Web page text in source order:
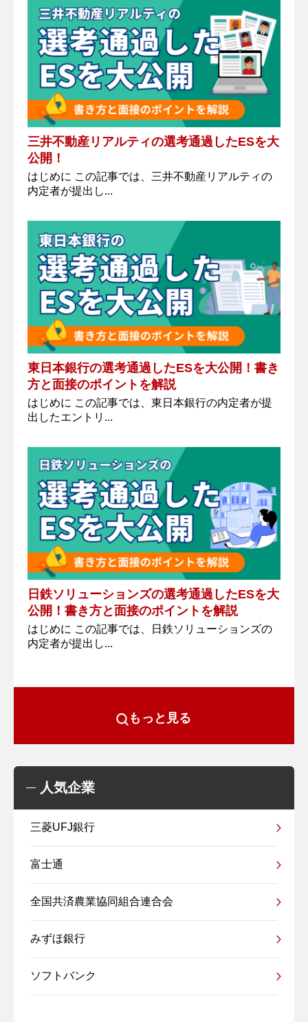
三井不動産リアルティの選考通過したESを大
公開！
はじめに この記事では、三井不動産リアルティの
内定者が提出し...
東日本銀行の選考通過したESを大公開！書き
方と面接のポイントを解説
はじめに この記事では、東日本銀行の内定者が提
出したエントリ...
日鉄ソリューションズの選考通過したESを大
公開！書き方と面接のポイントを解説
はじめに この記事では、日鉄ソリューションズの
内定者が提出し...
もっと見る
人気企業
三菱UFJ銀行
富士通
全国共済農業協同組合連合会
みずほ銀行
ソフトバンク